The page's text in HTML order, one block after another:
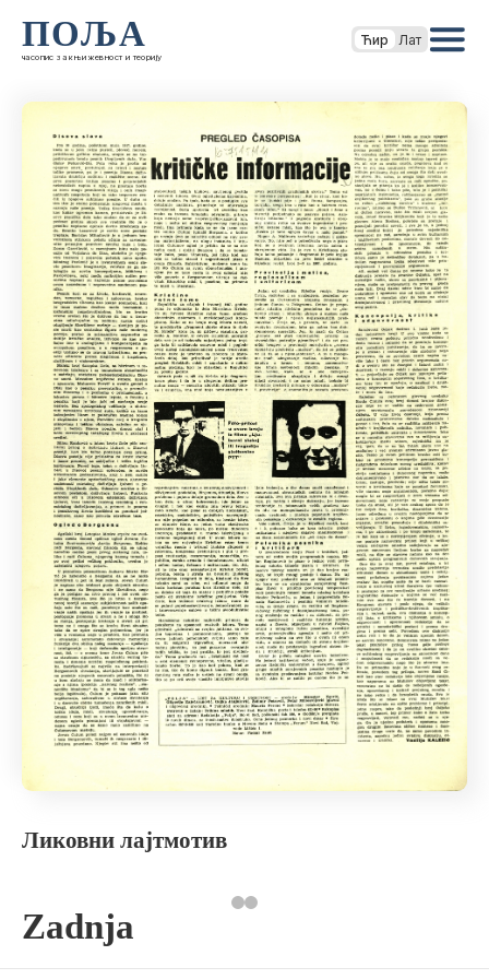
ПОЉА
часопис за књижевност и теорију
Ћир Лат
Ликовни лајтмотив
Zadnja